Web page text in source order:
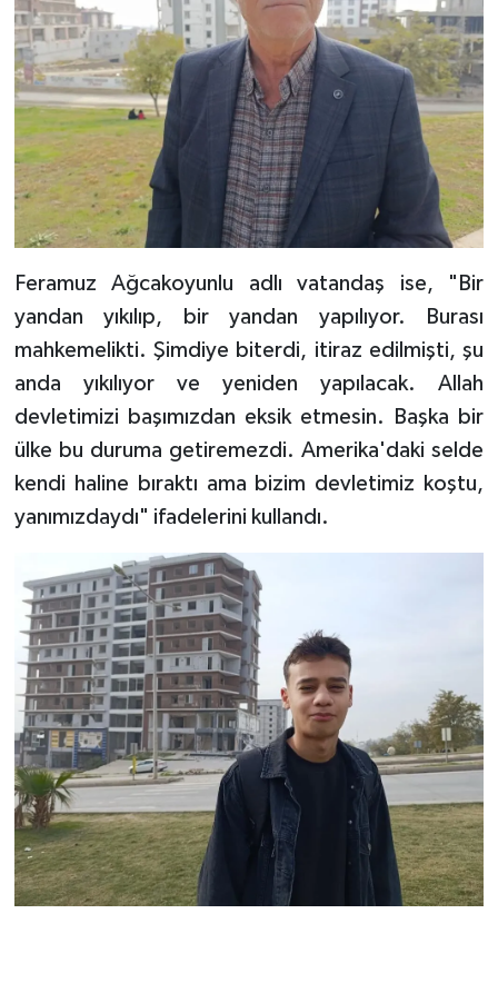
Feramuz Ağcakoyunlu adlı vatandaş ise, "Bir
yandan yıkılıp, bir yandan yapılıyor. Burası
mahkemelikti. Şimdiye biterdi, itiraz edilmişti, şu
anda yıkılıyor ve yeniden yapılacak. Allah
devletimizi başımızdan eksik etmesin. Başka bir
ülke bu duruma getiremezdi. Amerika'daki selde
kendi haline bıraktı ama bizim devletimiz koştu,
yanımızdaydı" ifadelerini kullandı.